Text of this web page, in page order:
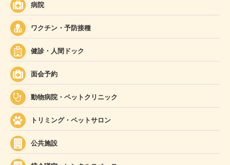
病院
ワクチン・予防接種
健診・人間ドック
面会予約
動物病院・ペットクリニック
トリミング・ペットサロン
公共施設